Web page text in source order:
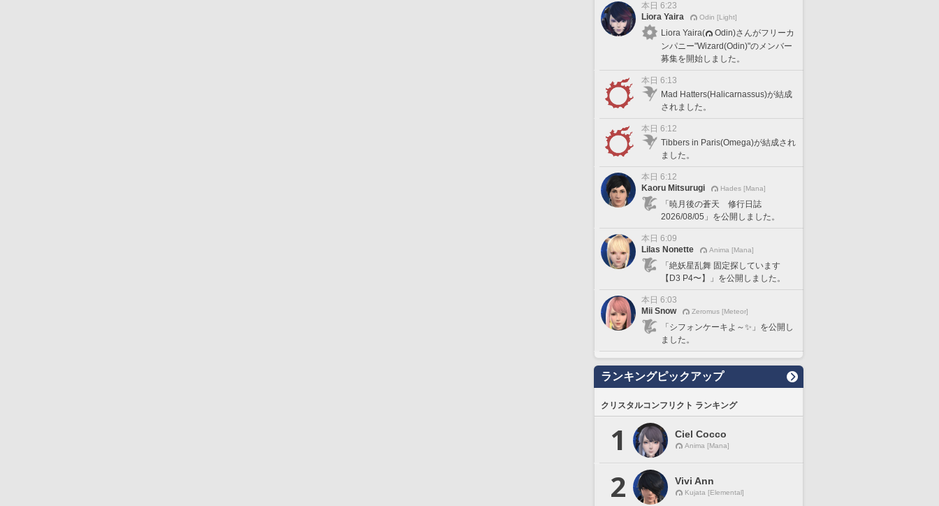
本日 6:23
Liora Yaira
Odin [Light]
Liora Yaira(
Odin)さんがフリーカ
ンパニー"Wizard(Odin)"のメンバー
募集を開始しました。
本日 6:13
Mad Hatters(Halicarnassus)が結成
されました。
本日 6:12
Tibbers in Paris(Omega)が結成され
ました。
本日 6:12
Kaoru Mitsurugi
Hades [Mana]
「暁月後の蒼天 修行日誌
2026/08/05」を公開しました。
本日 6:09
Lilas Nonette
Anima [Mana]
「絶妖星乱舞 固定探しています
【D3 P4〜】」を公開しました。
本日 6:03
Mii Snow
Zeromus [Meteor]
「シフォンケーキよ～✨」を公開し
ました。
ランキングピックアップ
クリスタルコンフリクト ランキング
1 Ciel Cocco
Anima [Mana]
2 Vivi Ann
Kujata [Elemental]